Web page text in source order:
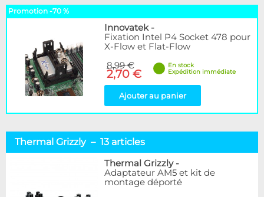
Promotion -70 %
Innovatek-
Fixation Intel P4 Socket 478 pour
X-Flow et Flat-Flow
8,99 €
2,70 €
En stock
Expédition immédiate
Ajouter au panier
Thermal Grizzly – 13 articles
Thermal Grizzly-
Adaptateur AM5 et kit de
montage déporté